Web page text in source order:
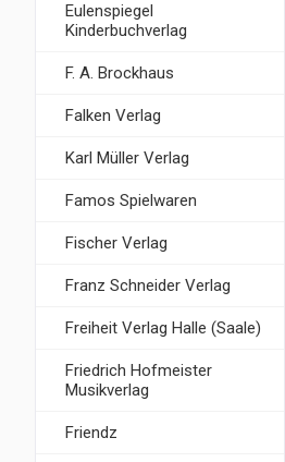
Eulenspiegel
Kinderbuchverlag
F. A. Brockhaus
Falken Verlag
Karl Müller Verlag
Famos Spielwaren
Fischer Verlag
Franz Schneider Verlag
Freiheit Verlag Halle (Saale)
Friedrich Hofmeister
Musikverlag
Friendz